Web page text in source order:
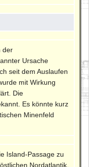
der
Ursache
seit dem Auslaufen
mit Wirkung
Die
Es könnte kurz
Minenfeld
Island-Passage zu
Nordatlantik.